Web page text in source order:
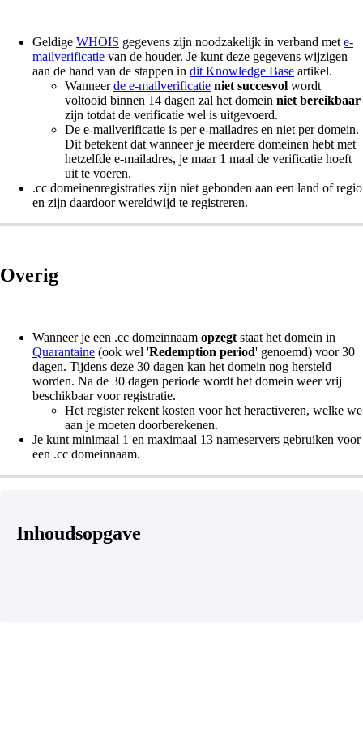
Geldige WHOIS gegevens zijn noodzakelijk in verband met e-
mailverificatie van de houder. Je kunt deze gegevens wijzigen
aan de hand van de stappen in dit Knowledge Base artikel.
Wanneerde e-mailverificatie niet succesvol wordt
voltooid binnen 14 dagen zal het domein niet bereikbaar
zijn totdat de verificatie wel is uitgevoerd.
De e-mailverificatie is per e-mailadres en niet per domein.
Dit betekent dat wanneer je meerdere domeinen hebt met
hetzelfde e-mailadres, je maar 1 maal de verificatie hoeft
uit te voeren.
.cc domeinenregistraties zijn niet gebonden aan een land of regio
en zijn daardoor wereldwijd te registreren.
Overig
Wanneer je een .cc domeinnaam opzegt staat het domein in
Quarantaine (ook wel 'Redemption period' genoemd) voor 30
dagen. Tijdens deze 30 dagen kan het domein nog hersteld
worden. Na de 30 dagen periode wordt het domein weer vrij
beschikbaar voor registratie.
Het register rekent kosten voor het heractiveren, welke we
aan je moeten doorberekenen.
Je kunt minimaal 1 en maximaal 13 nameservers gebruiken voor
een .cc domeinnaam.
Inhoudsopgave